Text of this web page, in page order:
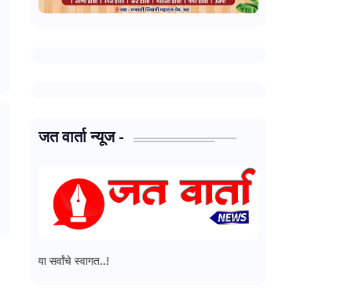
जत वार्ता न्यूज -
स्वागत..!